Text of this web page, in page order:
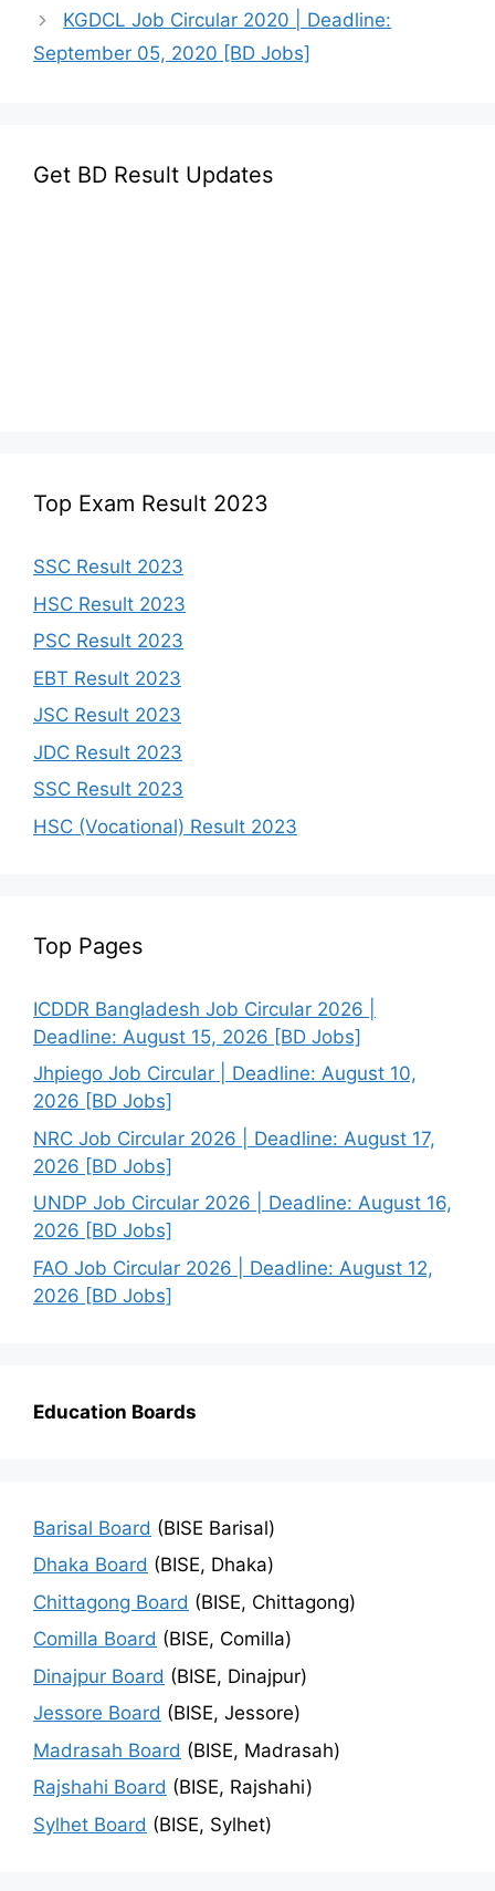
KGDCL Job Circular 2020 | Deadline:
September 05, 2020 [BD Jobs]
Get BD Result Updates
Top Exam Result 2023
SSC Result 2023
HSC Result 2023
PSC Result 2023
EBT Result 2023
JSC Result 2023
JDC Result 2023
SSC Result 2023
HSC (Vocational) Result 2023
Top Pages
ICDDR Bangladesh Job Circular 2026 |
Deadline: August 15, 2026 [BD Jobs]
Jhpiego Job Circular | Deadline: August 10,
2026 [BD Jobs]
NRC Job Circular 2026 | Deadline: August 17,
2026 [BD Jobs]
UNDP Job Circular 2026 | Deadline: August 16,
2026 [BD Jobs]
FAO Job Circular 2026 | Deadline: August 12,
2026 [BD Jobs]
Education Boards
Barisal Board (BISE Barisal)
Dhaka Board (BISE, Dhaka)
Chittagong Board (BISE, Chittagong)
Comilla Board (BISE, Comilla)
Dinajpur Board (BISE, Dinajpur)
Jessore Board (BISE, Jessore)
Madrasah Board (BISE, Madrasah)
Rajshahi Board (BISE, Rajshahi)
Sylhet Board (BISE, Sylhet)